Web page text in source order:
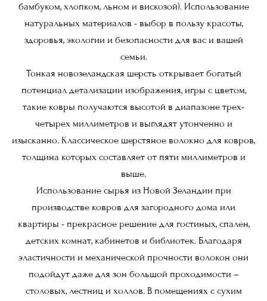
бамбуком, хлопком, льном и вискозой). Использование
натуральных материалов - выбор в пользу красоты,
здоровья, экологии и безопасности для вас и вашей
семьи.
Тонкая новозеландская шерсть открывает богатый
потенциал детализации изображения, игры с цветом,
такие ковры получаются высотой в диапазоне трех-
четырех миллиметров и выглядят утонченно и
изысканно. Классическое шерстяное волокно для ковров,
толщина которых составляет от пяти миллиметров и
выше.
Использование сырья из Новой Зеландии при
производстве ковров для загородного дома или
квартиры - прекрасное решение для гостиных, спален,
детских комнат, кабинетов и библиотек. Благодаря
эластичности и механической прочности волокон они
подойдут даже для зон большой проходимости –
столовых, лестниц и холлов. В помещениях с сухим